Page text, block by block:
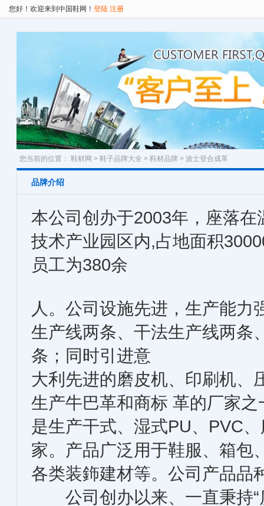
您好！欢迎来到中国鞋网！ 登陆 注册
您当前的位置： 鞋材网 > 鞋子品牌大全 > 鞋材品牌 > 波士登合成革
品牌介绍
本公司创办于2003年，座落在
技术产业园区内,占地面积
员工为380余
人。公司设施先进，生产能力
生产线两条、干法生产线两条
条；同时引进意
大利先进的磨皮机、印刷机、
生产牛巴革和商标 革的厂家
是生产干式、湿式PU、PVC
家。产品广泛用于鞋服、箱
各类装鉓建材等。公司产品
公司创办以来、一直秉持“